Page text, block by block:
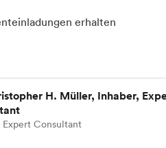
erhalten
H. Müller, Inhaber,
Expert Consultant